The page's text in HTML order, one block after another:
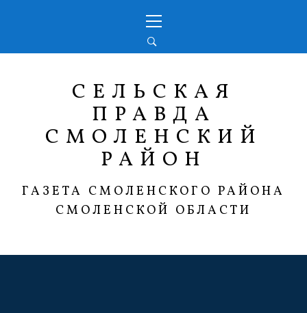
меню
СЕЛЬСКАЯ
ПРАВДА
СМОЛЕНСКИЙ
РАЙОН
ГАЗЕТА СМОЛЕНСКОГО РАЙОНА
СМОЛЕНСКОЙ ОБЛАСТИ